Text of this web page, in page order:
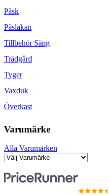
Påsk
Påslakan
Tillbehör Säng
Trädgård
Tyger
Vaxduk
Överkast
Varumärke
Alla Varumärken